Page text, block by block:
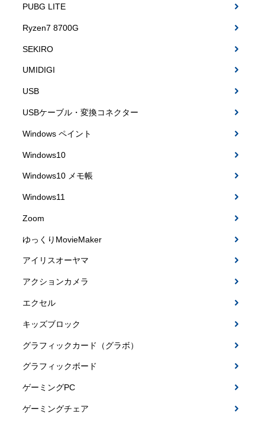
PUBG LITE
Ryzen7 8700G
SEKIRO
UMIDIGI
USB
USBケーブル・変換コネクター
Windows ペイント
Windows10
Windows10 メモ帳
Windows11
Zoom
ゆっくりMovieMaker
アイリスオーヤマ
アクションカメラ
エクセル
キッズブロック
グラフィックカード（グラボ）
グラフィックボード
ゲーミングPC
ゲーミングチェア